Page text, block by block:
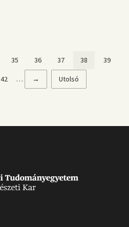
Page
35 Page
36 Page
37
Jelenlegi
oldal
38 Page
39
Page
42 …
Következő
→
Utolsó
Utolsó